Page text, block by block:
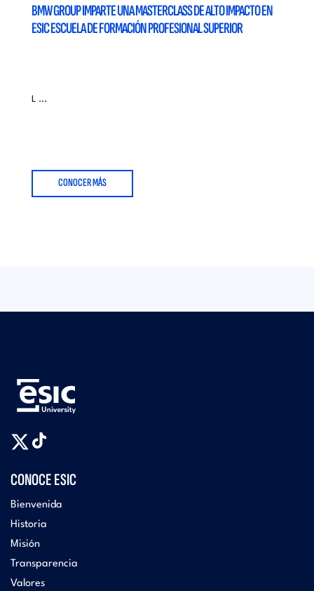
BMW GROUP IMPARTE UNA MASTERCLASS DE ALTO IMPACTO EN
ESIC ESCUELA DE FORMACIÓN PROFESIONAL SUPERIOR
L ...
CONOCER MÁS
CONOCE ESIC
Bienvenida
Historia
Misión
Transparencia
Valores